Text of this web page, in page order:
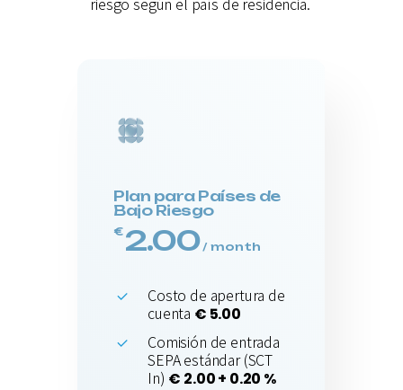
Plan para Países de
Bajo Riesgo
€ 2.00 / month
Costo de apertura de
cuenta € 5.00
Comisión de entrada
SEPA estándar (SCT
In) € 2.00 + 0.20 %